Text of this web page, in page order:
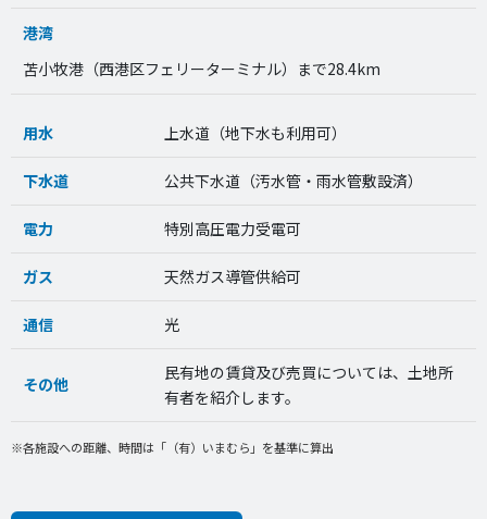
港湾
苫小牧港（西港区フェリーターミナル）まで28.4km
用水 上水道（地下水も利用可）
下水道 公共下水道（汚水管・雨水管敷設済）
電力 特別高圧電力受電可
ガス 天然ガス導管供給可
通信 光
その他
民有地の賃貸及び売買については、土地所
有者を紹介します。
※各施設への距離、時間は「（有）いまむら」を基準に算出